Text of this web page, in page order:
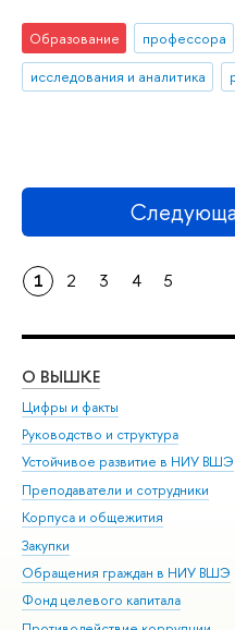
Образование профессора
исследования и аналитика
1 2 3 4 5
О ВЫШКЕ
Цифры и факты
Руководство и структура
Устойчивое развитие в НИУ ВШЭ
Преподаватели и сотрудники
Корпуса и общежития
Закупки
Обращения граждан в НИУ ВШЭ
Фонд целевого капитала